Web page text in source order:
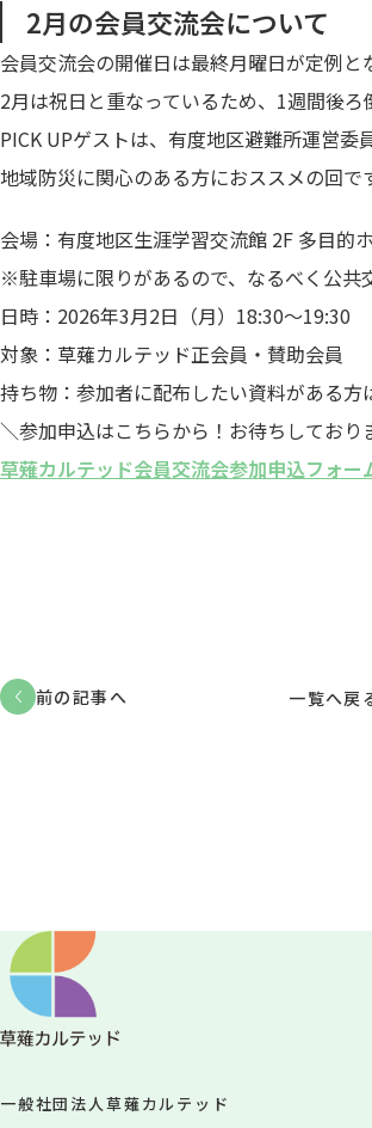
2月の会員交流会について
会員交流会の開催日は最終月曜日が定例と
2月は祝日と重なっているため、1週間後ろ
PICK UPゲストは、有度地区避難所運営委
地域防災に関心のある方におススメの回で
会場：有度地区生涯学習交流館 2F 多目的
※駐車場に限りがあるので、なるべく公共
日時：2026年3月2日（月）18:30～19:30
対象：草薙カルテッド正会員・賛助会員
持ち物：参加者に配布したい資料がある方
＼参加申込はこちらから！お待ちしており
草薙カルテッド会員交流会参加申込フォー
前の記事へ 一覧へ戻
一般社団法人草薙カルテッド